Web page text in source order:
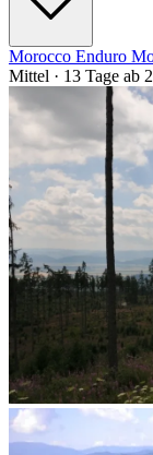
Morocco Enduro
Mittel · 13 Tage ab